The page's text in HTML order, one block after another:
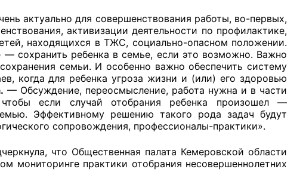
актуально для совершенствования работы, во-первых,
активизации деятельности по профилактике,
находящихся в ТЖС, социально-опасном положении.
сохранить ребенка в семье, если это возможно. Важно
семьи. И особенно важно обеспечить систему
когда для ребенка угроза жизни и (или) его здоровью
— Обсуждение, переосмысление, работа нужна и в части
если случай отобрания ребенка произошел —
Эффективному решению такого рода задач будут
сопровождения, профессионалы-практики».
что Общественная палата Кемеровской области
мониторинге практики отобрания несовершеннолетних